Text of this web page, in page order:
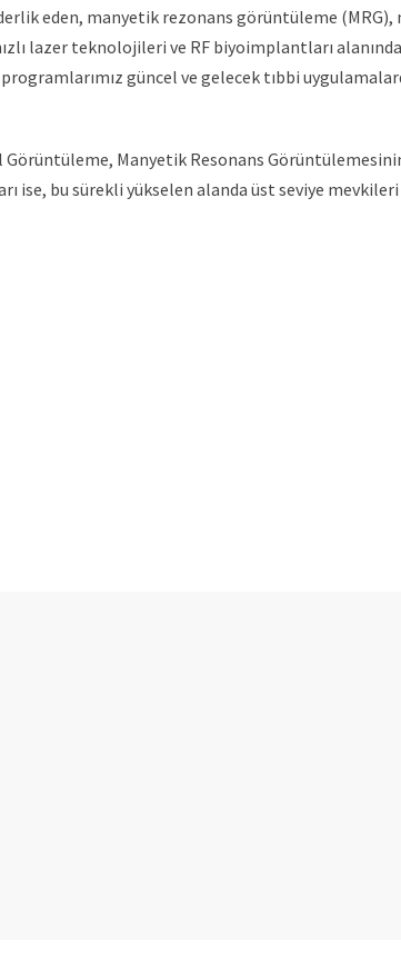
eden, manyetik rezonans görüntüleme (MRG),
lazer teknolojileri ve RF biyoimplantları
güncel ve gelecek tıbbi
Manyetik Resonans
bu sürekli yükselen alanda üst seviye mevkileri